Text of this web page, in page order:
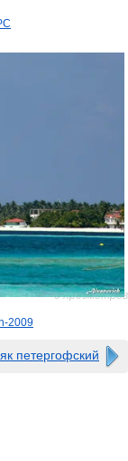
0 просмотров
2009
петергофский